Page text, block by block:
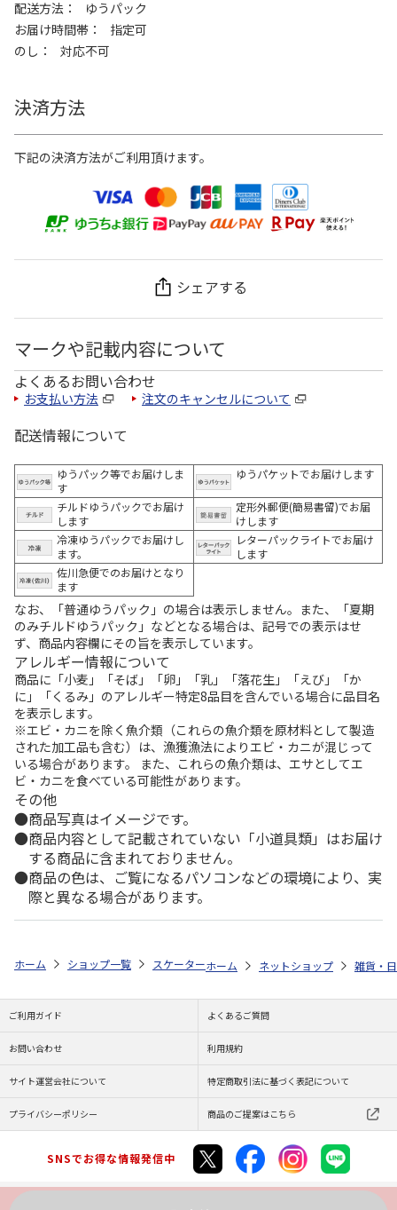
配送方法
ゆうパック
お届け時間帯
指定可
のし
対応不可
決済方法
下記の決済方法がご利用頂けます。
シェアする
マークや記載内容について
よくあるお問い合わせ
お支払い方法 注文のキャンセルについて
配送情報について
ゆうパック等でお届けしま
す
ゆうパケットでお届けします
チルドゆうパックでお届け
します
定形外郵便(簡易書留)でお届
けします
冷凍ゆうパックでお届けし
ます。
レターパックライトでお届け
します
佐川急便でのお届けとなり
ます
なお、「普通ゆうパック」の場合は表示しません。また、「夏期
のみチルドゆうパック」などとなる場合は、記号での表示はせ
ず、商品内容欄にその旨を表示しています。
アレルギー情報について
商品に「小麦」「そば」「卵」「乳」「落花生」「えび」「か
に」「くるみ」のアレルギー特定8品目を含んでいる場合に品目名
を表示します。
※エビ・カニを除く魚介類（これらの魚介類を原材料として製造
された加工品も含む）は、漁獲漁法によりエビ・カニが混じって
いる場合があります。 また、これらの魚介類は、エサとしてエ
ビ・カニを食べている可能性があります。
その他
商品写真はイメージです。
商品内容として記載されていない「小道具類」はお届け
する商品に含まれておりません。
商品の色は、ご覧になるパソコンなどの環境により、実
際と異なる場合があります。
ホーム ショップ一覧 スケーター 超軽量・コンパクト2WAYステン
ホーム ネットショップ 雑貨・
ご利用ガイド よくあるご質問
お問い合わせ 利用規約
サイト運営会社について 特定商取引法に基づく表記について
プライバシーポリシー 商品のご提案はこちら
SNSでお得な情報発信中